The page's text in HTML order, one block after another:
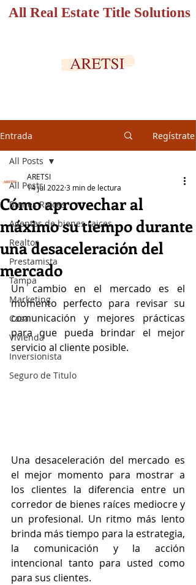
All Real Estate Title Solutions
Entrada Regístrate
All Posts
Bienes Raices
Agentes de bienes raices
Realtor
Prestamista
Tampa
Marketing
Casa
Vivienda
Inversionista
Seguro de Titulo
All Posts
Cómo aprovechar al
máximo su tiempo durante
una desaceleración del
mercado
ARETSI
14 jul 2022 3 min de lectura
Un cambio en el mercado es el
momento perfecto para revisar su
comunicación y mejores prácticas
para que pueda brindar el mejor
servicio al cliente posible.
Una desaceleración del mercado es
el mejor momento para mostrar a
los clientes la diferencia entre un
corredor de bienes raíces mediocre y
un profesional. Un ritmo más lento
brinda más tiempo para la estrategia,
la comunicación y la acción
intencional tanto para usted como
para sus clientes.